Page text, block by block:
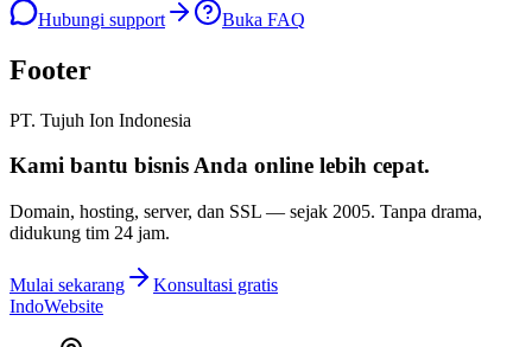
Hubungi support Buka FAQ
Footer
PT. Tujuh Ion Indonesia
Kami bantu bisnis Anda online lebih cepat.
Domain, hosting, server, dan SSL — sejak 2005. Tanpa drama,
didukung tim 24 jam.
Mulai sekarang
Konsultasi gratis
IndoWebsite